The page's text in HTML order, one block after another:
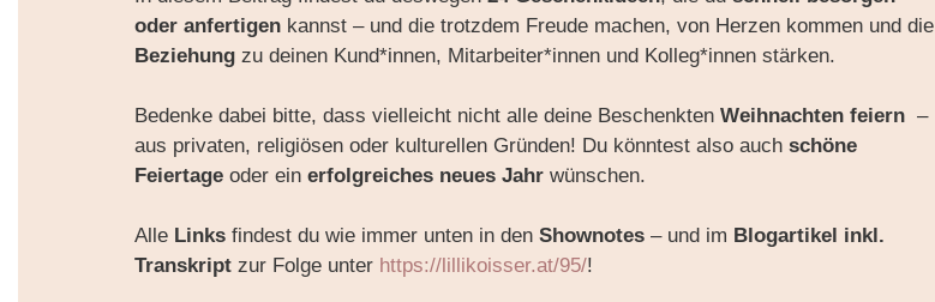
oder anfertigen kannst – und die trotzdem Freude machen, von Herzen kommen und die
Beziehung zu deinen Kund*innen, Mitarbeiter*innen und Kolleg*innen stärken.
Bedenke dabei bitte, dass vielleicht nicht alle deine BeschenktenWeihnachten feiern–
aus privaten, religiösen oder kulturellen Gründen! Du könntest also auch schöne
Feiertageoder einerfolgreiches neues Jahrwünschen.
Alle Links findest du wie immer unten in denShownotes – und im Blogartikel inkl.
Transkript zur Folge unter https://lillikoisser.at/95/!